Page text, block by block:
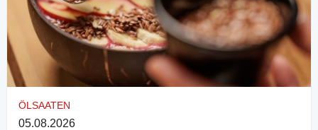
ÖLSAATEN
05.08.2026